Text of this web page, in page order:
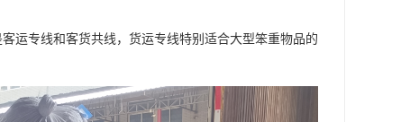
运专线和客货共线，货运专线特别适合大型笨重物品的